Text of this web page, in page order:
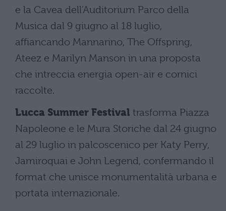
e la Cavea dell’Auditorium Parco della
Musica dal 9 giugno al 18 luglio,
affiancando Mannarino, The Offspring,
Ateez e Marilyn Manson in una proposta
che intreccia energia open-air e cornici
raccolte.
Lucca Summer Festival trasforma Piazza
Napoleone e le Mura Storiche dal 24 giugno
al 29 luglio in palcoscenico per Katy Perry,
Jamiroquai e John Legend, confermando il
format che unisce monumentalità urbana e
portata internazionale.